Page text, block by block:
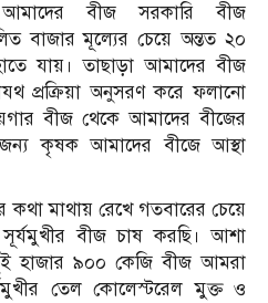
বীজ সরকারি বীজ
বাজার মূল্যের চেয়ে অন্তত ২০
যায়। তাছাড়া আমাদের বীজ
প্রক্রিয়া অনুসরণ করে ফলানো
বীজ থেকে আমাদের বীজের
কৃষক আমাদের বীজে আস্থা
কথা মাথায় রেখে গতবারের চেয়ে
বীজ চাষ করছি। আশা
হাজার ৯০০ কেজি বীজ আমরা
তেল কোলেস্টরেল মুক্ত ও